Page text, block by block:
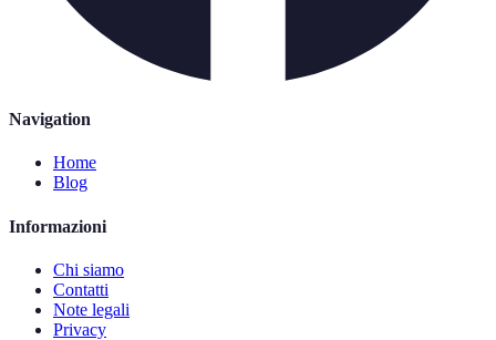
Navigation
Home
Blog
Informazioni
Chi siamo
Contatti
Note legali
Privacy